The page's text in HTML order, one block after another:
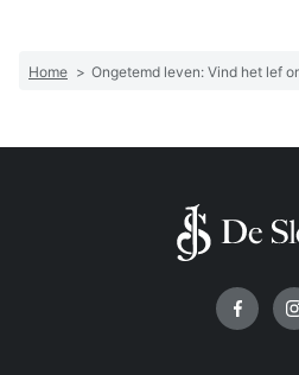
Home > Ongetemd leven: Vind het lef